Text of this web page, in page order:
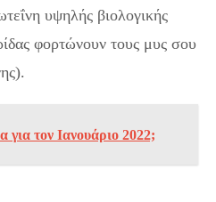
υψηλής βιολογικής
φορτώνουν τους μυς σου
για τον Ιανουάριο 2022;